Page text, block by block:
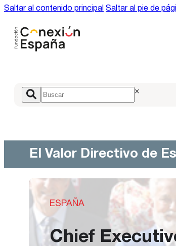
Saltar al contenido principal Saltar al pie de
×
El Valor Directivo de
ESPAÑA
Chief